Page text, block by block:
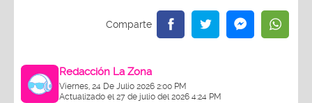
Redacción La Zona
Viernes, 24 De Julio 2026 2:00 PM
Actualizado el 27 de julio del 2026 4:24 PM